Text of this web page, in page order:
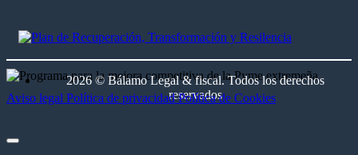
2026 © Bálamo Legal & fiscal. Todos los derechos
reservados
Aviso legal Política de privacidad Política de Cookies